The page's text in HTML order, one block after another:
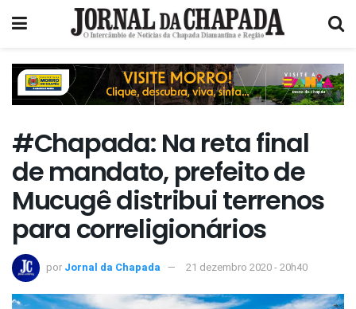
#Chapada: Na reta final
de mandato, prefeito de
Mucugê distribui terrenos
para correligionários
por Jornal da Chapada 21 dezembro 2020 - 20h40